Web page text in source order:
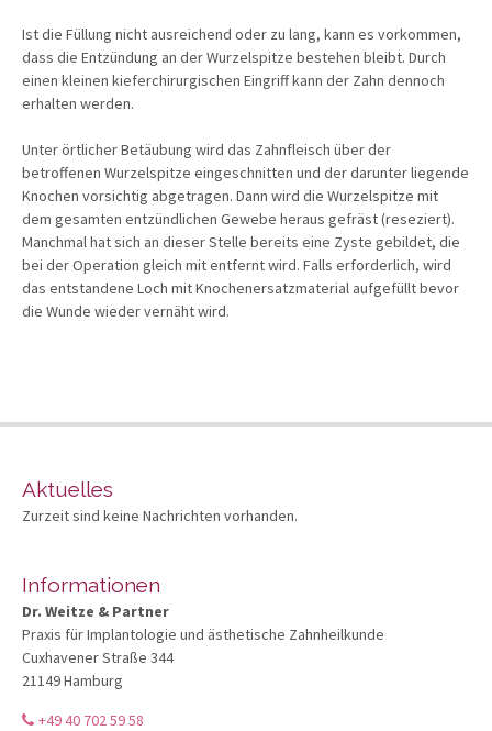
Ist die Füllung nicht ausreichend oder zu lang, kann es vorkommen,
dass die Entzündung an der Wurzelspitze bestehen bleibt. Durch
einen kleinen kieferchirurgischen Eingriff kann der Zahn dennoch
erhalten werden.
Unter örtlicher Betäubung wird das Zahnfleisch über der
betroffenen Wurzelspitze eingeschnitten und der darunter liegende
Knochen vorsichtig abgetragen. Dann wird die Wurzelspitze mit
dem gesamten entzündlichen Gewebe heraus gefräst (reseziert).
Manchmal hat sich an dieser Stelle bereits eine Zyste gebildet, die
bei der Operation gleich mit entfernt wird. Falls erforderlich, wird
das entstandene Loch mit Knochenersatzmaterial aufgefüllt bevor
die Wunde wieder vernäht wird.
Aktuelles
Zurzeit sind keine Nachrichten vorhanden.
Informationen
Dr. Weitze & Partner
Praxis für Implantologie und ästhetische Zahnheilkunde
Cuxhavener Straße 344
21149 Hamburg
+49 40 702 59 58